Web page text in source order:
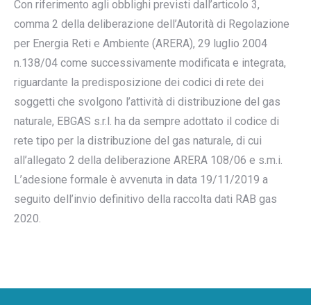
Con riferimento agli obblighi previsti dall’articolo 3,
comma 2 della deliberazione dell’Autorità di Regolazione
per Energia Reti e Ambiente (ARERA), 29 luglio 2004
n.138/04 come successivamente modificata e integrata,
riguardante la predisposizione dei codici di rete dei
soggetti che svolgono l’attività di distribuzione del gas
naturale, EBGAS s.r.l. ha da sempre adottato il codice di
rete tipo per la distribuzione del gas naturale, di cui
all’allegato 2 della deliberazione ARERA 108/06 e s.m.i.
L’adesione formale è avvenuta in data 19/11/2019 a
seguito dell’invio definitivo della raccolta dati RAB gas
2020.